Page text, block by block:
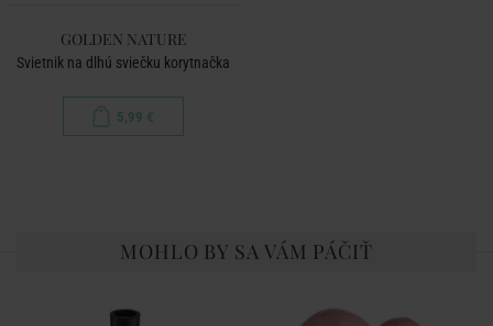
GOLDEN NATURE
Svietnik na dlhú sviečku korytnačka
5,99 €
MOHLO BY SA VÁM PÁČIŤ